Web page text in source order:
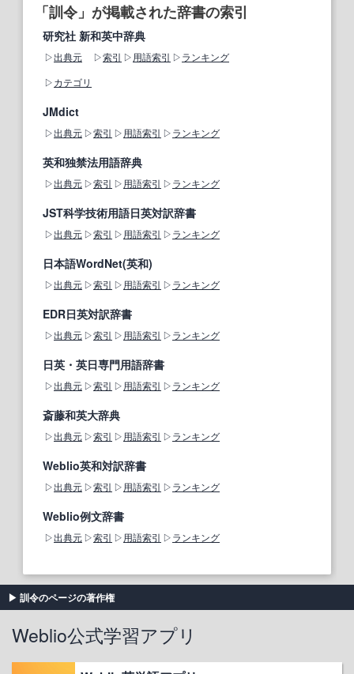
「訓令」が掲載された辞書の索引
研究社 新和英中辞典
出典元 索引 用語索引
ランキング
カテゴリ
JMdict
出典元 索引 用語索引 ランキング
英和独禁法用語辞典
出典元 索引 用語索引 ランキング
JST科学技術用語日英対訳辞書
出典元 索引 用語索引 ランキング
日本語WordNet(英和)
出典元 索引 用語索引 ランキング
EDR日英対訳辞書
出典元 索引 用語索引 ランキング
日英・英日専門用語辞書
出典元 索引 用語索引 ランキング
斎藤和英大辞典
出典元 索引 用語索引 ランキング
Weblio英和対訳辞書
出典元 索引 用語索引 ランキング
Weblio例文辞書
出典元 索引 用語索引 ランキング
訓令のページの著作権
Weblio公式学習アプリ